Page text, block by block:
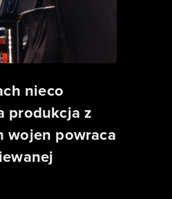
nieco
produkcja z
wojen powraca